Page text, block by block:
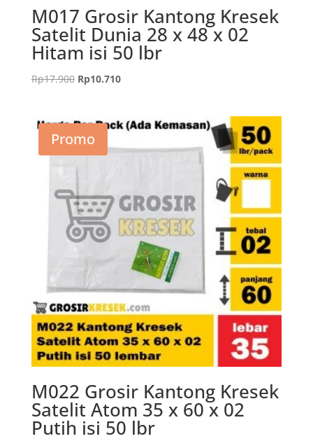
M017 Grosir Kantong Kresek
Satelit Dunia 28 x 48 x 02
Hitam isi 50 lbr
Rp17.900 Harga
Rp17.900.
Rp10.710Harga
adalah:
Promo
M022 Grosir Kantong Kresek
Satelit Atom 35 x 60 x 02
Putih isi 50 lbr